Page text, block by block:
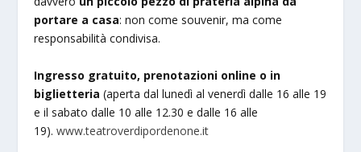
portare a casa: non come souvenir, ma come
responsabilità condivisa.
Ingresso gratuito, prenotazioni online o in
biglietteria(aperta dal lunedì al venerdì dalle 16 alle 19
e il sabato dalle 10 alle 12.30 e dalle 16 alle
19).www.teatroverdipordenone.it